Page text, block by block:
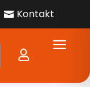
 Kontakt
 a